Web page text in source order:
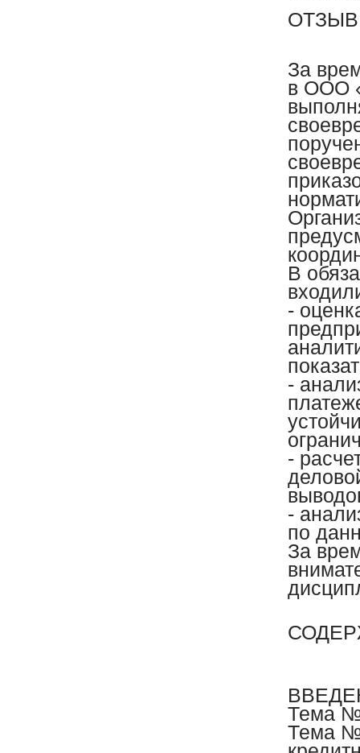
ОТЗЫВ
За
в ООО
В
-
-
-
-
по
За
Тема
Тема